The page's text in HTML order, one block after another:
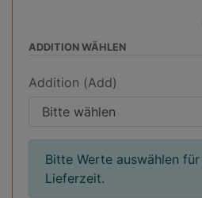
ADDITION WÄHLEN
Addition (Add)
Bitte Werte auswählen
Lieferzeit.